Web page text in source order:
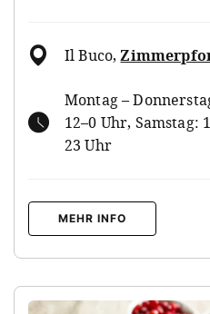
Il Buco,
Montag –
12–0 Uhr, Samstag:
23 Uhr
MEHR INFO